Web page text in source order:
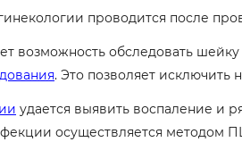
проводится после
возможность обследовать
. Это позволяет исключить
удается выявить воспаление и
осуществляется методом